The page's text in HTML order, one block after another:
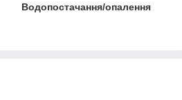
Водопостачання/опалення